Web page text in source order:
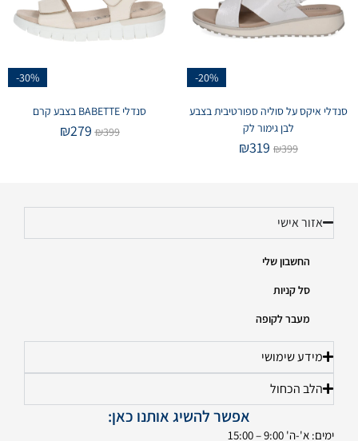
-20%
סנדלי איקס על סוליה ספורטיבית בצבע
לבן גימור לק
₪399
₪319
-30%
סנדלי BABETTE בצבע קרם
₪399
₪279
אזור אישי
החשבון שלי
סל קניות
מעבר לקופה
מידע שימושי
הלב הכחול
אפשר להשיג אותנו כאן:
ימים: א'-ה' 9:00 – 15:00